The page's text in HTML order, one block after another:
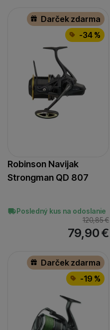
Darček zdarma
-34 %
Robinson Navijak
Strongman QD 807
Posledný kus na odoslanie
120,85€
79,90€
Darček zdarma
-19 %